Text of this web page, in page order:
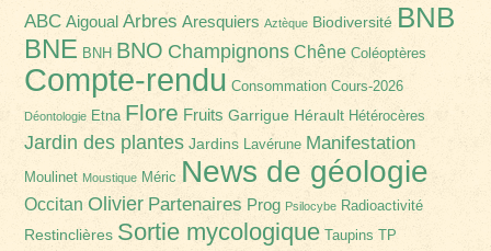
ABC Aigoual Arbres Aresquiers Aztèque Biodiversité BNB
BNE BNH BNO Champignons Chêne Coléoptères
Compte-rendu Consommation Cours-2026
Déontologie Etna Flore Fruits Garrigue Hérault Hétérocères
Jardin des plantes Jardins Lavérune Manifestation
Moulinet Moustique Méric News de géologie
Occitan Olivier Partenaires Prog Psilocybe Radioactivité
Restinclières Sortie mycologique Taupins TP